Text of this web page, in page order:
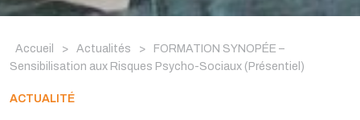
Accueil > Actualités >
FORMATION SYNOPÉE –
Sensibilisation aux Risques Psycho-Sociaux (Présentiel)
ACTUALITÉ